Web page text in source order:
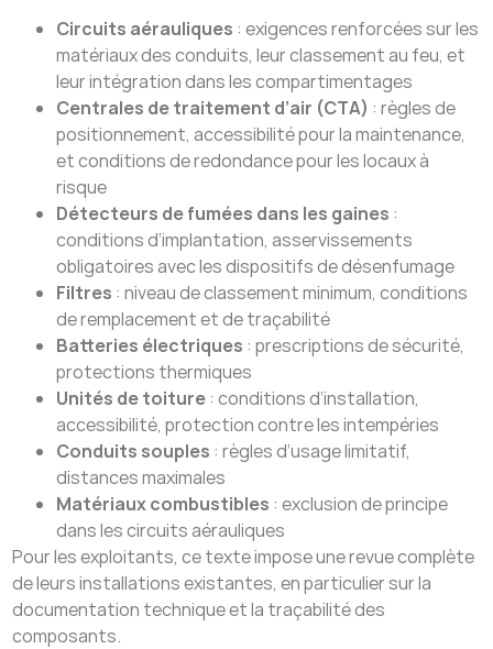
Circuits aérauliques : exigences renforcées sur les
matériaux des conduits, leur classement au feu, et
leur intégration dans les compartimentages
Centrales de traitement d’air (CTA) : règles de
positionnement, accessibilité pour la maintenance,
et conditions de redondance pour les locaux à
risque
Détecteurs de fumées dans les gaines :
conditions d’implantation, asservissements
obligatoires avec les dispositifs de désenfumage
Filtres : niveau de classement minimum, conditions
de remplacement et de traçabilité
Batteries électriques : prescriptions de sécurité,
protections thermiques
Unités de toiture: conditions d’installation,
accessibilité, protection contre les intempéries
Conduits souples : règles d’usage limitatif,
distances maximales
Matériaux combustibles : exclusion de principe
dans les circuits aérauliques
Pour les exploitants, ce texte impose une revue complète
de leurs installations existantes, en particulier sur la
documentation technique et la traçabilité des
composants.